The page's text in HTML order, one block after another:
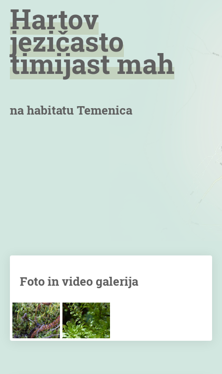
Hartov
jezičasto
timijast mah
na habitatu Temenica
Foto in video galerija